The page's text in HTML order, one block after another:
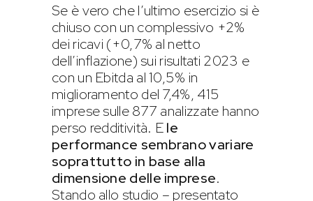
Se è vero che l’ultimo esercizio si è
chiuso con un complessivo +2%
dei ricavi (+0,7% al netto
dell’inflazione) sui risultati 2023 e
con un Ebitda al 10,5% in
miglioramento del 7,4%, 415
imprese sulle 877 analizzate hanno
perso redditività. Ele
performance sembrano variare
soprattutto in base alla
dimensione delle imprese.
Stando allo studio – presentato